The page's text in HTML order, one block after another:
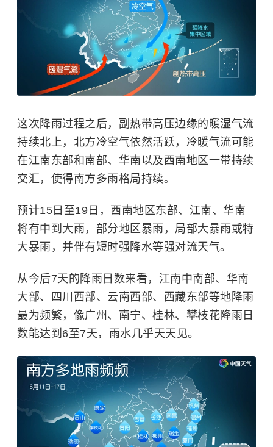
这次降雨过程之后，副热带高压边缘的暖湿气流
持续北上，北方冷空气依然活跃，冷暖气流可能
在江南东部和南部、华南以及西南地区一带持续
交汇，使得南方多雨格局持续。
预计15日至19日，西南地区东部、江南、华南
将有中到大雨，部分地区暴雨，局部大暴雨或特
大暴雨，并伴有短时强降水等强对流天气。
从今后7天的降雨日数来看，江南中南部、华南
大部、四川西部、云南西部、西藏东部等地降雨
最为频繁，像广州、南宁、桂林、攀枝花降雨日
数能达到6至7天，雨水几乎天天见。